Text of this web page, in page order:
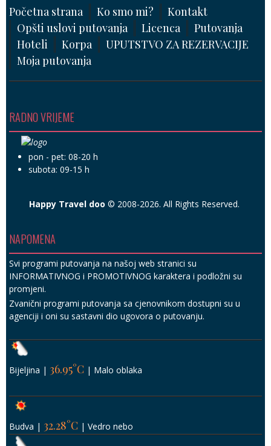
Početna strana Ko smo mi?
Kontakt
Opšti uslovi putovanja
Licenca
Putovanja
Hoteli
Korpa
UPUTSTVO ZA REZERVACIJE
Moja putovanja
RADNO VRIJEME
pon - pet: 08-20 h
subota: 09-15 h
Happy Travel doo © 2008-2026. All Rights Reserved.
NAPOMENA
Svi programi putovanja na našoj web stranici su
INFORMATIVNOG i PROMOTIVNOG karaktera i podložni su
promjeni.
Zvanični programi putovanja sa cjenovnikom dostupni su u
agenciji i oni su sastavni dio ugovora o putovanju.
Bijeljina | 36.95°C | Malo oblaka
Budva | 32.28°C | Vedro nebo